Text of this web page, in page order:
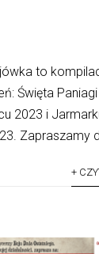
to
Święta
2023 i
Zapraszamy
+